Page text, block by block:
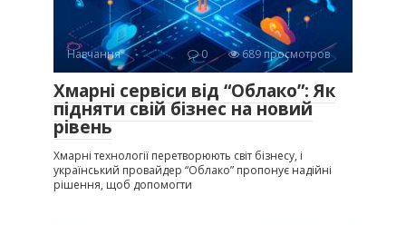
Навчання 0 689 просмотров
Хмарні сервіси від “Облако”: Як
підняти свій бізнес на новий
рівень
Хмарні технології перетворюють світ бізнесу, і
український провайдер “Облако” пропонує надійні
рішення, щоб допомогти